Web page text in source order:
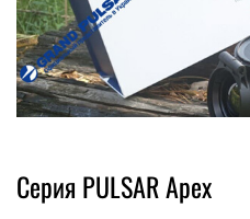
Серия PULSAR Apex